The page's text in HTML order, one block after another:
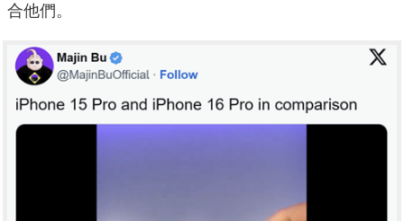
合他們。